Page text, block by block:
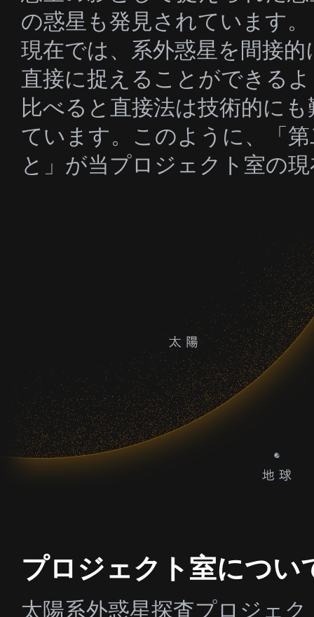
の惑星も発見されています。
現在では、系外惑星を間接
直接に捉えることができる
比べると直接法は技術的に
ています。このように、「
と」が当プロジェクト室の
プロジェクト室につい
太陽系外惑星探査プロジェク